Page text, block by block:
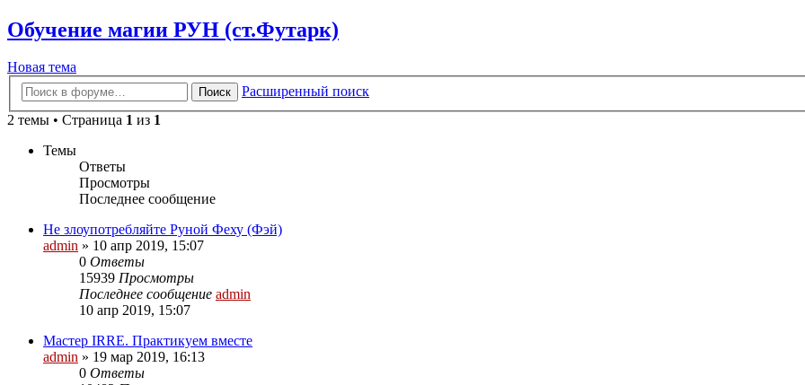
Обучение магии РУН (ст.Футарк)
Новая тема
Поиск
Расширенный поиск
2 темы • Страница 1 из 1
Темы
Ответы
Просмотры
Последнее сообщение
Не злоупотребляйте Руной Феху (Фэй)
admin » 10 апр 2019, 15:07
0 Ответы
15939 Просмотры
Последнее сообщение admin
10 апр 2019, 15:07
Мастер IRRE. Практикуем вместе
admin » 19 мар 2019, 16:13
0 Ответы